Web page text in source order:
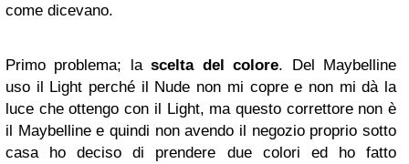
come dicevano.
Primo problema; lascelta del colore. Del Maybelline
uso il Light perché il Nude non mi copre e non mi dà la
luce che ottengo con il Light, ma questo correttore non è
il Maybelline e quindi non avendo il negozio proprio sotto
casa ho deciso di prendere due colori ed ho fatto